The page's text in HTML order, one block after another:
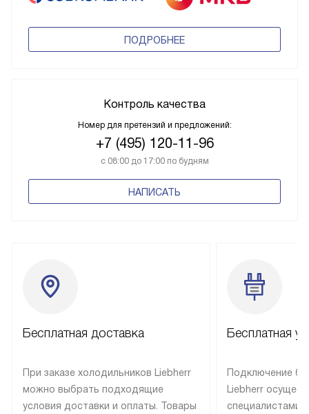
ПОДРОБНЕЕ
Контроль качества
Номер для претензий и предложений:
+7 (495) 120-11-96
с 08:00 до 17:00 по будням
НАПИСАТЬ
Бесплатная доставка
При заказе холодильников Liebherr
можно выбрать подходящие
условия доставки и оплаты. Товары
Бесплатная
Подключение
Liebherr
специалистами